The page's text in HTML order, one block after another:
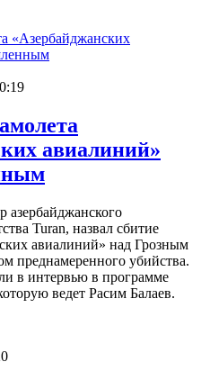
авиалиний»
Turan, назвал сбитие
авиалиний» над Грозным
преднамеренного убийства.
в интервью в программе
ведет Расим Балаев.